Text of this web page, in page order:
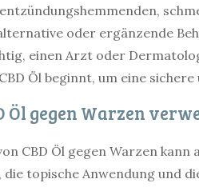
oder ergänzende
einen Arzt oder
Öl beginnt, um eine
Öl gegen Warzen
CBD Öl gegen Warzen
topische Anwendung und